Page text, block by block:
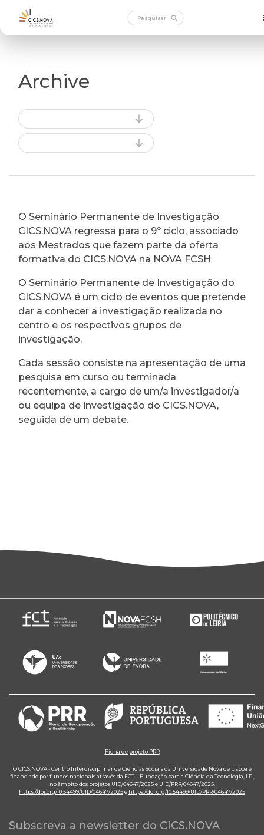
Archive
O Seminário Permanente de Investigação
CICS.NOVA regressa para o 9º ciclo, associado
aos Mestrados que fazem parte da oferta
formativa do CICS.NOVA na NOVA FCSH
O Seminário Permanente de Investigação do
CICS.NOVA é um ciclo de eventos que pretende
dar a conhecer a investigação realizada no
centro e os respectivos grupos de
investigação.
Cada sessão consiste na apresentação de uma
pesquisa em curso ou terminada
recentemente, a cargo de um/a investigador/a
ou equipa de investigação do CICS.NOVA,
seguida de um debate.
Ficha de projeto PRR
O CICS.NOVA - Centro Interdisciplinar de Ciências Sociais da Universidade Nova de Lisboa é
financiado por fundos nacionais através da FCT – Fundação para a Ciência e a Tecnologia, I.P.,
no âmbito dos projetos UID/04647/2025 e UID/PRR/04647/2025.
https://doi.org/10.54499/UID/04647/2025e https://doi.org/10.54499/UID/PRR/04647/2025
Subscreva a newsletter do CICS.NOVA